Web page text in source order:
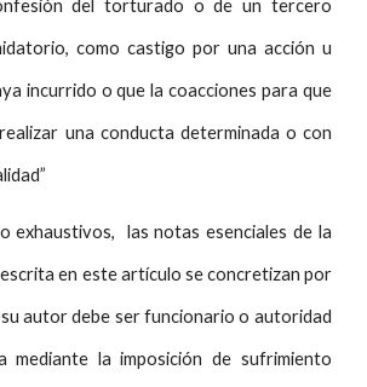
del torturado o de un tercero
como castigo por una acción u
incurrido o que la coacciones para que
una conducta determinada o con
exhaustivos, las notas esenciales de la
en este artículo se concretizan por
autor debe ser funcionario o autoridad
mediante la imposición de sufrimiento